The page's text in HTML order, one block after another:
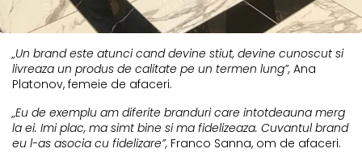
„Un brand este atunci cand devine stiut, devine cunoscut si
livreaza un produs de calitate pe un termen lung”, Ana
Platonov, femeie de afaceri.
„Eu de exemplu am diferite branduri care intotdeauna merg
la ei. Imi plac, ma simt bine si ma fidelizeaza. Cuvantul brand
eu l-as asocia cu fidelizare”, Franco Sanna, om de afaceri.